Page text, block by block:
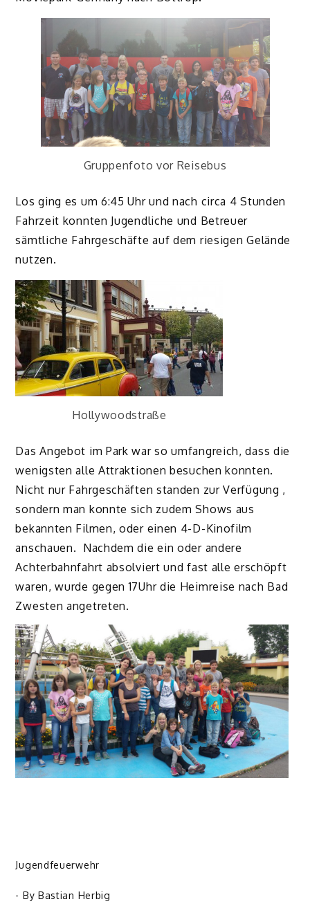
Gruppenfoto vor Reisebus
Los ging es um 6:45 Uhr und nach circa 4 Stunden
Fahrzeit konnten Jugendliche und Betreuer
sämtliche Fahrgeschäfte auf dem riesigen Gelände
nutzen.
Hollywoodstraße
Das Angebot im Park war so umfangreich, dass die
wenigsten alle Attraktionen besuchen konnten.
Nicht nur Fahrgeschäften standen zur Verfügung ,
sondern man konnte sich zudem Shows aus
bekannten Filmen, oder einen 4-D-Kinofilm
anschauen. Nachdem die ein oder andere
Achterbahnfahrt absolviert und fast alle erschöpft
waren, wurde gegen 17Uhr die Heimreise nach Bad
Zwesten angetreten.
Jugendfeuerwehr
- By Bastian Herbig